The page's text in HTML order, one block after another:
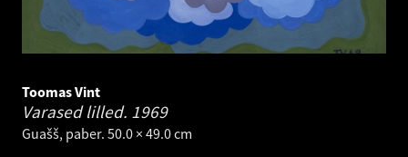
Toomas Vint
Varased lilled. 1969
Guašš, paber. 50.0 × 49.0 cm